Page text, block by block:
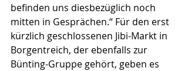
befinden uns diesbezüglich noch
mitten in Gesprächen.“ Für den erst
kürzlich geschlossenen Jibi-Markt in
Borgentreich, der ebenfalls zur
Bünting-Gruppe gehört, geben es